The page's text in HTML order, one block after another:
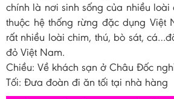
chính là nơi sinh sống của nhiều
thuộc hệ thống rừng đặc dụng Việt
rất nhiều loài chim, thú, bò sát,
đỏ Việt Nam.
Chiều: Về khách sạn ở Châu Đốc
Tối: Đưa đoàn đi ăn tối tại nhà hàng